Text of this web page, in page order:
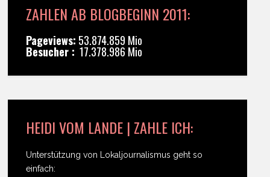
ZAHLEN AB BLOGBEGINN 2011:
Pageviews: 53.874.859 Mio
Besucher : 17.378.986 Mio
HEIDI VOM LANDE | ZAHLE ICH:
Unterstützung von Lokaljournalismus geht so
einfach: